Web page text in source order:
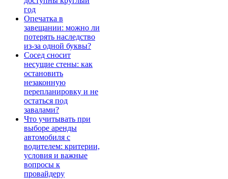
год
Опечатка в
завещании: можно ли
потерять наследство
из-за одной буквы?
Сосед сносит
несущие стены: как
остановить
незаконную
перепланировку и не
остаться под
завалами?
Что учитывать при
выборе аренды
автомобиля с
водителем: критерии,
условия и важные
вопросы к
провайдеру